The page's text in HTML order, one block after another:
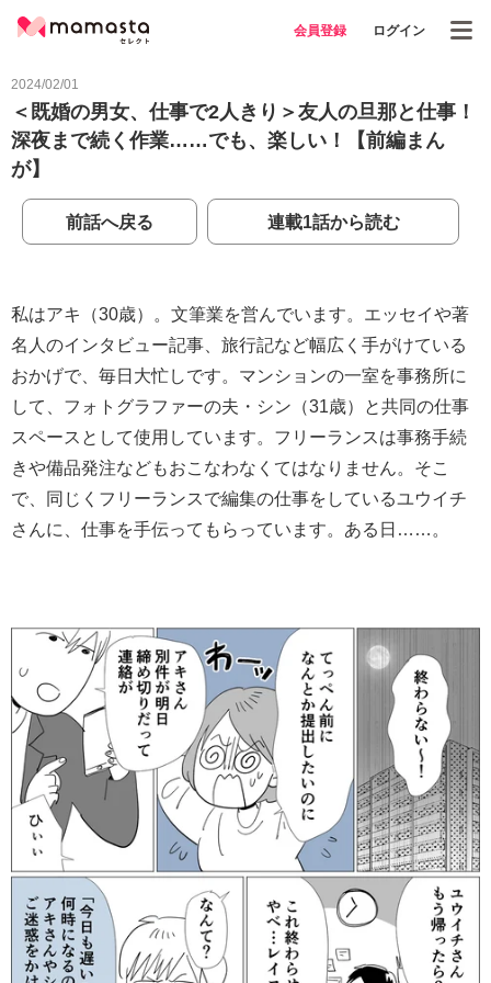
会員登録 ログイン
2024/02/01
＜既婚の男女、仕事で2人きり＞友人の旦那と仕事！
深夜まで続く作業……でも、楽しい！【前編まん
が】
前話へ戻る 連載1話から読む
私はアキ（30歳）。文筆業を営んでいます。エッセイや著
名人のインタビュー記事、旅行記など幅広く手がけている
おかげで、毎日大忙しです。マンションの一室を事務所に
して、フォトグラファーの夫・シン（31歳）と共同の仕事
スペースとして使用しています。フリーランスは事務手続
きや備品発注などもおこなわなくてはなりません。そこ
で、同じくフリーランスで編集の仕事をしているユウイチ
さんに、仕事を手伝ってもらっています。ある日……。